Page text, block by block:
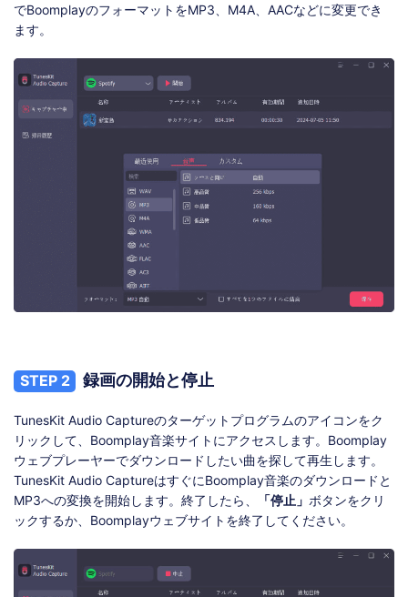
でBoomplayのフォーマットをMP3、M4A、AACなどに変更でき
ます。
STEP 2 録画の開始と停止
TunesKit Audio Captureのターゲットプログラムのアイコンをク
リックして、Boomplay音楽サイトにアクセスします。Boomplay
ウェブプレーヤーでダウンロードしたい曲を探して再生します。
TunesKit Audio CaptureはすぐにBoomplay音楽のダウンロードと
MP3への変換を開始します。終了したら、
「停止」 ボタンをクリ
ックするか、Boomplayウェブサイトを終了してください。